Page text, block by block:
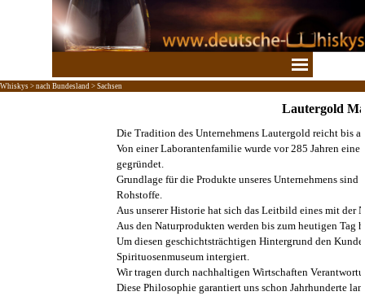
Direkt zum Seiteninhalt
Whiskys > nach Bundesland > Sachsen
Lautergold
Die Tradition des Unternehmens Lautergold reicht bis
Von einer Laborantenfamilie wurde vor 285 Jahren
gegründet.
Grundlage für die Produkte unseres Unternehmens
Rohstoffe.
Aus unserer Historie hat sich das Leitbild eines mit der
Aus den Naturprodukten werden bis zum heutigen
Um diesen geschichtsträchtigen Hintergrund den
Spirituosenmuseum intergiert.
Wir tragen durch nachhaltigen Wirtschaften
Diese Philosophie garantiert uns schon Jahrhunderte